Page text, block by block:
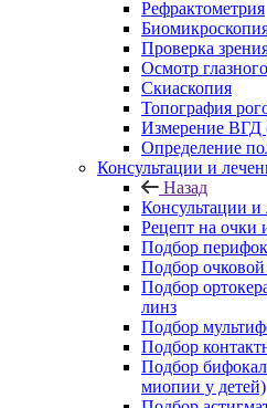
Рефрактометрия
Проверка
Осмотр
Скиаскопия
Топография
Измерение ВГД
Определение
Консультации и
Назад
Консультации и
Рецепт на очки
Подбор
Подбор
Подбор
линз
Подбор
Подбор
Подбор
миопии у детей)